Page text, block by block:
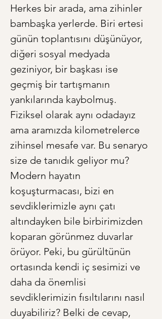
Herkes bir arada, ama zihinler
bambaşka yerlerde. Biri ertesi
günün toplantısını düşünüyor,
diğeri sosyal medyada
geziniyor, bir başkası ise
geçmiş bir tartışmanın
yankılarında kaybolmuş.
Fiziksel olarak aynı odadayız
ama aramızda kilometrelerce
zihinsel mesafe var. Bu senaryo
size de tanıdık geliyor mu?
Modern hayatın
koşuşturmacası, bizi en
sevdiklerimizle aynı çatı
altındayken bile birbirimizden
koparan görünmez duvarlar
örüyor. Peki, bu gürültünün
ortasında kendi iç sesimizi ve
daha da önemlisi
sevdiklerimizin fısıltılarını nasıl
duyabiliriz? Belki de cevap,